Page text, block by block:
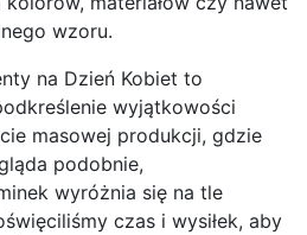
wzoru.
na Dzień Kobiet to
wyjątkowości
masowej produkcji, gdzie
podobnie,
wyróżnia się na tle
czas i wysiłek, aby